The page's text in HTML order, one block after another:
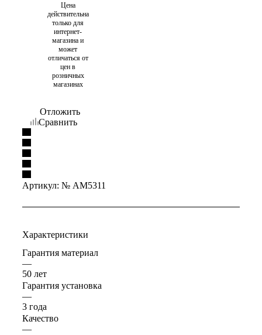
Цена
действительна
только для
интернет-
магазина и
может
отличаться от
цен в
розничных
магазинах
Отложить
Сравнить
Артикул: № AM5311
Характеристики
Гарантия материал
—
50 лет
Гарантия установка
—
3 года
Качество
—